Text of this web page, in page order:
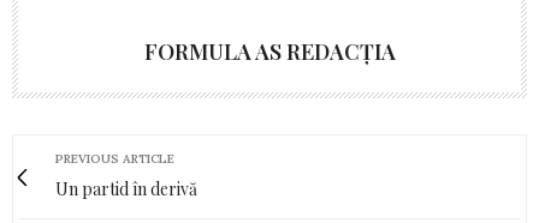
FORMULA AS REDACȚIA
PREVIOUS ARTICLE
Un partid în derivă